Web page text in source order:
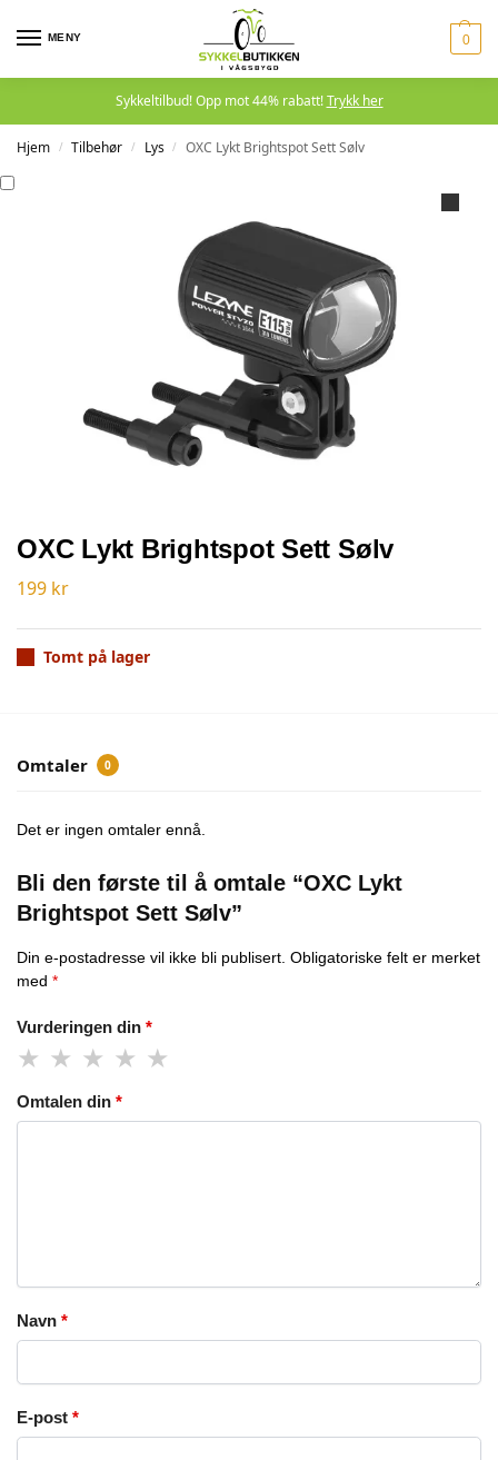
MENY 0
Sykkeltilbud! Opp mot 44% rabatt!Trykk her
Hjem / Tilbehør / Lys / OXC Lykt Brightspot Sett Sølv
OXC Lykt Brightspot Sett Sølv
199 kr
Tomt på lager
Omtaler 0
Det er ingen omtaler ennå.
Bli den første til å omtale “OXC Lykt
Brightspot Sett Sølv”
Din e-postadresse vil ikke bli publisert. Obligatoriske felt er merket
med *
Vurderingen din *
Omtalen din *
Navn *
E-post *